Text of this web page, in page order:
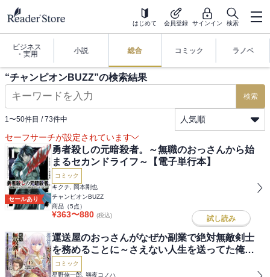
はじめて 会員登録 サインイン 検索
ビジネス
・実用
小説 総合 コミック ラノベ
“チャンピオンBUZZ”の検索結果
検索
1〜50件目 / 73件中
人気順
セーフサーチが設定されています
セールあり
勇者殺しの元暗殺者。～無職のおっさんから始
まるセカンドライフ～【電子単行本】
コミック
キクチ, 岡本剛也
チャンピオンBUZZ
商品（5点）
¥363〜880 (税込) 試し読み
運送屋のおっさんがなぜか副業で絶対無敵剣士
を務めることに～さえない人生を送ってた俺が
魔王討伐の切り札に？～
コミック
星野倖一郎, 朔夜コノハ